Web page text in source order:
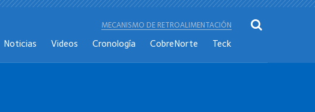
MECANISMO DE RETROALIMENTACIÓN
Noticias Videos Cronología CobreNorte Teck